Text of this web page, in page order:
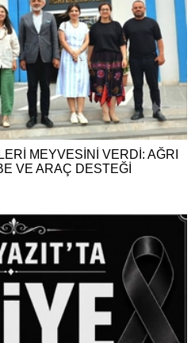
MEYVESİNİ VERDİ: AĞRI
VE ARAÇ DESTEĞİ